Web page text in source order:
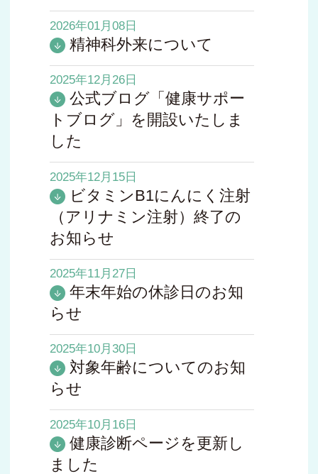
2026年01月08日
精神科外来について
2025年12月26日
公式ブログ「健康サポー
トブログ」を開設いたしま
した
2025年12月15日
ビタミンB1にんにく注射
（アリナミン注射）終了の
お知らせ
2025年11月27日
年末年始の休診日のお知
らせ
2025年10月30日
対象年齢についてのお知
らせ
2025年10月16日
健康診断ページを更新し
ました